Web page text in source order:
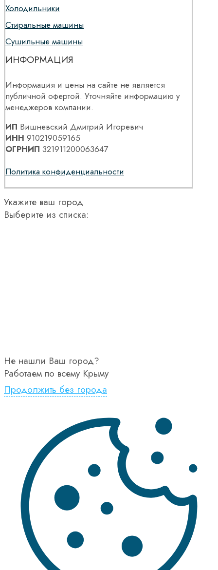
Холодильники
Стиральные машины
Сушильные машины
ИНФОРМАЦИЯ
Информация и цены на сайте не является
публичной офертой. Уточняйте информацию у
менеджеров компании.
ИП Вишневский Дмитрий Игоревич
ИНН 910219059165
ОГРНИП 321911200063647
Политика конфиденциальности
Укажите ваш город
Выберите из списка:
Не нашли Ваш город?
Работаем по всему Крыму
Продолжить без города